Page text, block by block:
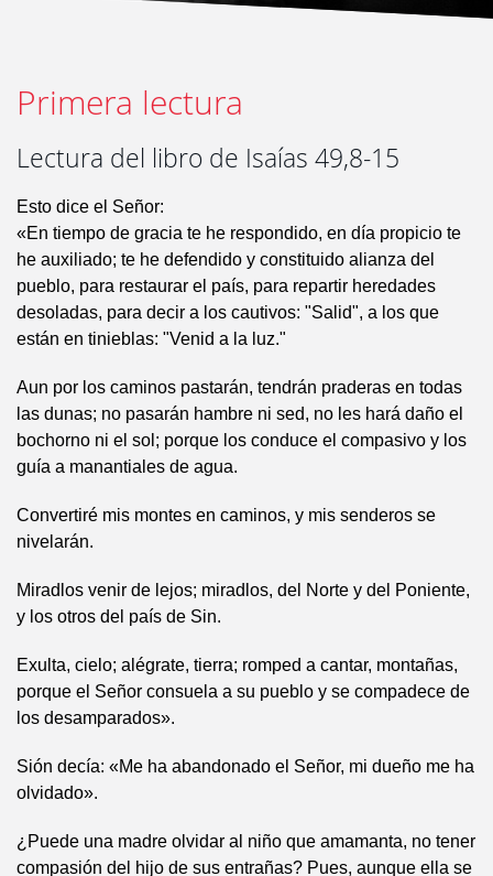
Primera lectura
Lectura del libro de Isaías 49,8-15
Esto dice el Señor:
«En tiempo de gracia te he respondido, en día propicio te
he auxiliado; te he defendido y constituido alianza del
pueblo, para restaurar el país, para repartir heredades
desoladas, para decir a los cautivos: "Salid", a los que
están en tinieblas: "Venid a la luz."
Aun por los caminos pastarán, tendrán praderas en todas
las dunas; no pasarán hambre ni sed, no les hará daño el
bochorno ni el sol; porque los conduce el compasivo y los
guía a manantiales de agua.
Convertiré mis montes en caminos, y mis senderos se
nivelarán.
Miradlos venir de lejos; miradlos, del Norte y del Poniente,
y los otros del país de Sin.
Exulta, cielo; alégrate, tierra; romped a cantar, montañas,
porque el Señor consuela a su pueblo y se compadece de
los desamparados».
Sión decía: «Me ha abandonado el Señor, mi dueño me ha
olvidado».
¿Puede una madre olvidar al niño que amamanta, no tener
compasión del hijo de sus entrañas? Pues, aunque ella se